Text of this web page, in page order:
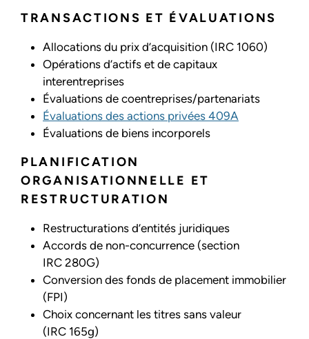
TRANSACTIONS ET ÉVALUATIONS
Allocations du prix d’acquisition (IRC 1060)
Opérations d’actifs et de capitaux
interentreprises
Évaluations de coentreprises/partenariats
Évaluations des actions privées 409A
Évaluations de biens incorporels
PLANIFICATION
ORGANISATIONNELLE ET
RESTRUCTURATION
Restructurations d’entités juridiques
Accords de non-concurrence (section
IRC 280G)
Conversion des fonds de placement immobilier
(FPI)
Choix concernant les titres sans valeur
(IRC 165g)